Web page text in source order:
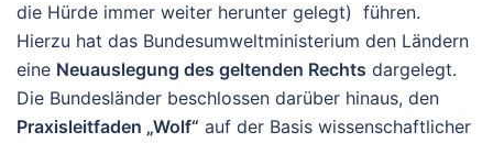
die Hürde immer weiter herunter gelegt) führen.
Hierzu hat das Bundesumweltministerium den Ländern
eine Neuauslegung des geltenden Rechts dargelegt.
Die Bundesländer beschlossen darüber hinaus, den
Praxisleitfaden „Wolf“ auf der Basis wissenschaftlicher